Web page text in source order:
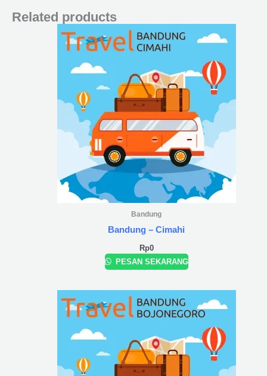
Related products
Bandung
Bandung – Cimahi
Rp0
PESAN SEKARANG